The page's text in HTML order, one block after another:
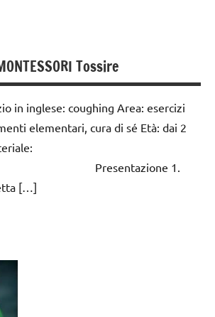
Tossire
in inglese: coughing Area: esercizi
elementari, cura di sé Età: dai 2
1.
[…]